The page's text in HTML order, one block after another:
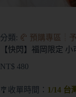
分類: 🥐 預購專區┊
【快閃】福岡限定
NT$ 480
🎐收單時間： 1/14 台